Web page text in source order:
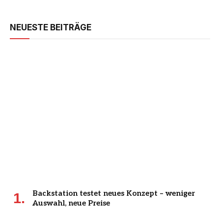
NEUESTE BEITRÄGE
Backstation testet neues Konzept – weniger
Auswahl, neue Preise